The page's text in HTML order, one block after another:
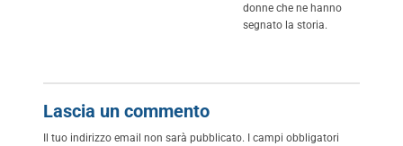
donne che ne hanno
segnato la storia.
Lascia un commento
Il tuo indirizzo email non sarà pubblicato. I campi obbligatori